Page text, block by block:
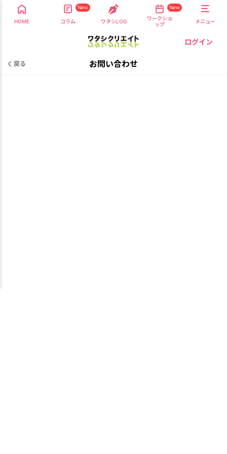
HOME
New
コラム ワタシLOG
New
ワークショ
ップ
メニュー
ログイン
戻る お問い合わせ